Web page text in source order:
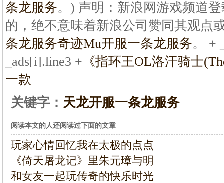
条龙服务。) 声明：新浪网游戏频道
的，绝不意味着新浪公司赞同其观点
条龙服务奇迹Mu开服一条龙服务。 +
_ads[i].line3 + 《指环王OL洛汗骑士
一款
关键字： 天龙开服一条龙服务
阅读本文的人还阅读过下面的文章
玩家心情回忆我在太极的点点
《倚天屠龙记》里朱元璋与明
和女友一起玩传奇的快乐时光